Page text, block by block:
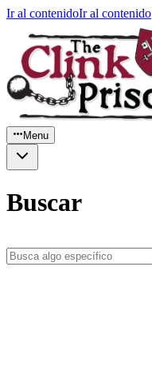
Ir al contenidoIr al contenido
Menu
Buscar